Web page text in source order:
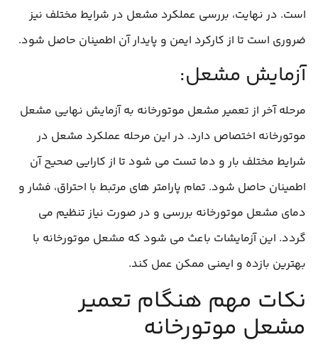
است. در نهایت، بررسی عملکرد مشعل در شرایط مختلف نیز
ضروری است تا از کارکرد ایمن و پایدار آن اطمینان حاصل شود.
آزمایش مشعل:
مرحله آخر از تعمیر مشعل موتورخانه به آزمایش نهایی مشعل
موتورخانه اختصاص دارد. در این مرحله عملکرد مشعل در
شرایط مختلف بار و دما تست می‌ شود تا از کارایی صحیح آن
اطمینان حاصل شود. تمام پارامتر های مرتبط با احتراق، فشار و
دمای مشعل موتورخانه بررسی و در صورت نیاز تنظیم می‌
گردد. این آزمایشات باعث می‌ شود که مشعل موتورخانه با
بهترین بازده و ایمنی ممکن عمل کند.
نکات مهم هنگام تعمیر
مشعل موتورخانه